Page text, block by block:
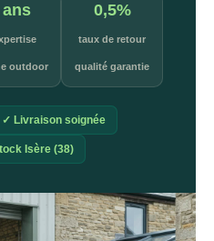
ans
outdoor
0,5%
taux de retour
qualité garantie
✓ Livraison soignée
Isère (38)